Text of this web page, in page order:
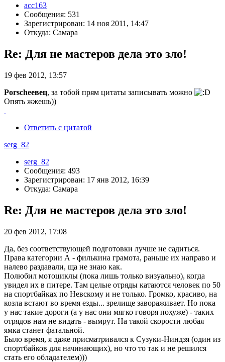
acc163
Сообщения: 531
Зарегистрирован: 14 ноя 2011, 14:47
Откуда: Самара
Re: Для не мастеров дела это зло!
19 фев 2012, 13:57
Porscheeвец, за тобой прям цитаты записывать можно
Опять жжешь))
Ответить с цитатой
serg_82
serg_82
Сообщения: 493
Зарегистрирован: 17 янв 2012, 16:39
Откуда: Самара
Re: Для не мастеров дела это зло!
20 фев 2012, 17:08
Да, без соответствующей подготовки лучше не садиться.
Права категории А - филькина грамота, раньше их направо и
налево раздавали, ща не знаю как.
Полюбил мотоциклы (пока лишь только визуально), когда
увидел их в питере. Там целые отряды катаются человек по 50
на спортбайках по Невскому и не только. Громко, красиво, на
козла встают во время езды... зрелище завораживает. Но пока
у нас такие дороги (а у нас они мягко говоря похуже) - таких
отрядов нам не видать - вымрут. На такой скорости любая
ямка станет фатальной.
Было время, я даже присматривался к Сузуки-Ниндзя (один из
спортбайков для начинающих), но что то так и не решился
стать его обладателем)))